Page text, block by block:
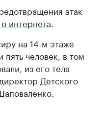
атак
интернета
на 14-м этаже
человек, в том
из его тела
директор Детского